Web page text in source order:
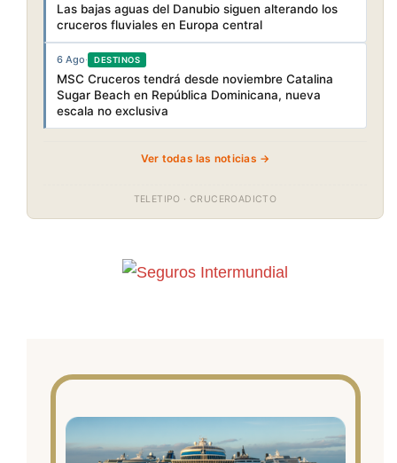
Las bajas aguas del Danubio siguen alterando los
cruceros fluviales en Europa central
6 Ago· DESTINOS
MSC Cruceros tendrá desde noviembre Catalina
Sugar Beach en República Dominicana, nueva
escala no exclusiva
Ver todas las noticias →
TELETIPO · CRUCEROADICTO